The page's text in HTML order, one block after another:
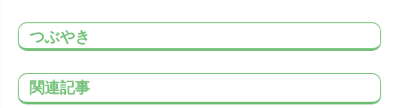
つぶやき
関連記事